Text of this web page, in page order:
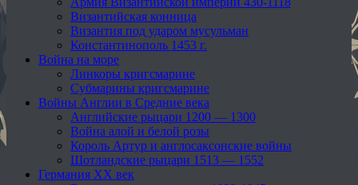
Византийская конница
Византия под ударом мусульман
Константинополь 1453 г.
Война на море
Линкоры кригсмарине
Субмарины кригсмарине
Войны Англии в Средние века
Английские рыцари 1200 — 1300
Война алой и белой розы
Король Артур и англосаксонские войны
Шотландские рыцари 1513 — 1552
Германия XX век